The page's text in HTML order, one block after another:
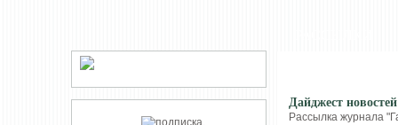
Дайджест
Рассылка журнала